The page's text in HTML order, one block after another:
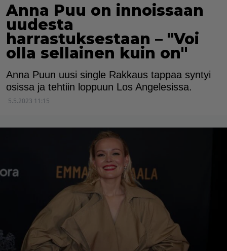
Anna Puu on innoissaan
uudesta
harrastuksestaan – "Voi
olla sellainen kuin on"
Anna Puun uusi single Rakkaus tappaa syntyi
osissa ja tehtiin loppuun Los Angelesissa.
5.5.2023 11:15